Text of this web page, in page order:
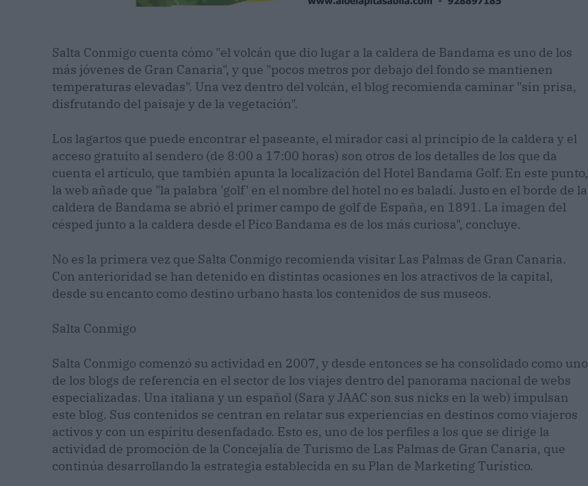
Salta Conmigo cuenta cómo "el volcán que dio lugar a la caldera de Bandama es uno de los
más jóvenes de Gran Canaria", y que "pocos metros por debajo del fondo se mantienen
temperaturas elevadas". Una vez dentro del volcán, el blog recomienda caminar "sin prisa,
disfrutando del paisaje y de la vegetación".
Los lagartos que puede encontrar el paseante, el mirador casi al principio de la caldera y el
acceso gratuito al sendero (de 8:00 a 17:00 horas) son otros de los detalles de los que da
cuenta el artículo, que también apunta la localización del Hotel Bandama Golf. En este punto,
la web añade que "la palabra 'golf' en el nombre del hotel no es baladí. Justo en el borde de la
caldera de Bandama se abrió el primer campo de golf de España, en 1891. La imagen del
césped junto a la caldera desde el Pico Bandama es de los más curiosa", concluye.
No es la primera vez que Salta Conmigo recomienda visitar Las Palmas de Gran Canaria.
Con anterioridad se han detenido en distintas ocasiones en los atractivos de la capital,
desde su encanto como destino urbano hasta los contenidos de sus museos.
Salta Conmigo
Salta Conmigo comenzó su actividad en 2007, y desde entonces se ha consolidado como uno
de los blogs de referencia en el sector de los viajes dentro del panorama nacional de webs
especializadas. Una italiana y un español (Sara y JAAC son sus nicks en la web) impulsan
este blog. Sus contenidos se centran en relatar sus experiencias en destinos como viajeros
activos y con un espíritu desenfadado. Esto es, uno de los perfiles a los que se dirige la
actividad de promoción de la Concejalía de Turismo de Las Palmas de Gran Canaria, que
continúa desarrollando la estrategia establecida en su Plan de Marketing Turístico.